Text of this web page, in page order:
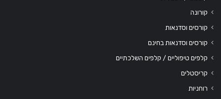
קורונה
קורסים וסדנאות
קורסים וסדנאות בחינם
קלפים טיפוליים / קלפים השלכתיים
קריסטלים
רוחניות